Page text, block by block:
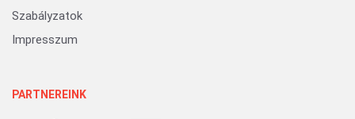
Szabályzatok
Impresszum
PARTNEREINK